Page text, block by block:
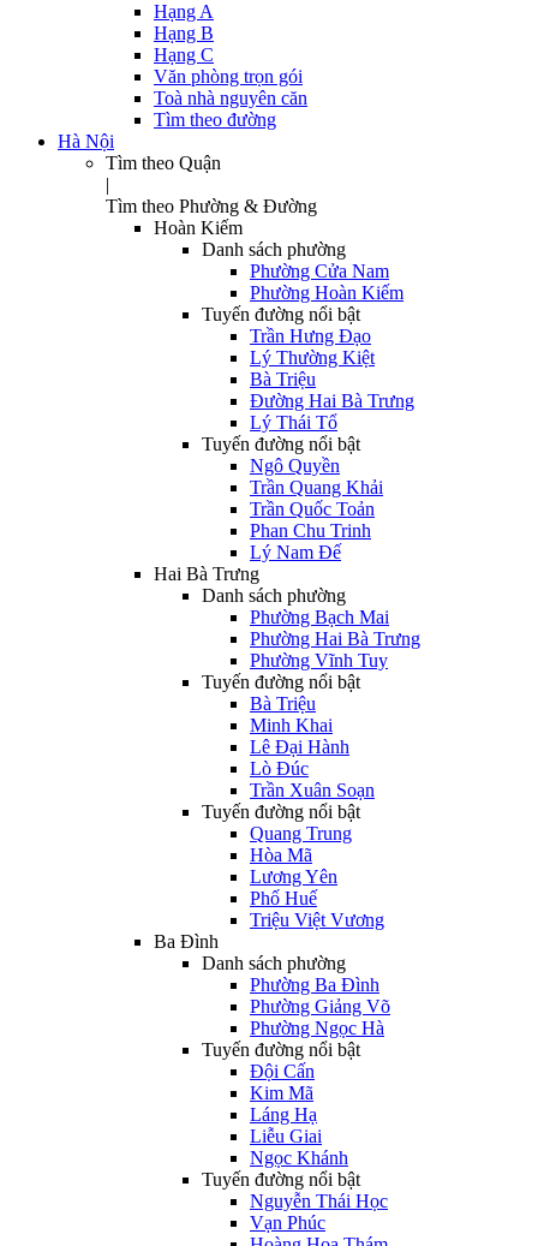
Hạng A
Hạng B
Hạng C
Văn phòng trọn gói
Toà nhà nguyên căn
Tìm theo đường
Hà Nội
Tìm theo Quận
|
Tìm theo Phường & Đường
Hoàn Kiếm
Danh sách phường
Phường Cửa Nam
Phường Hoàn Kiếm
Tuyến đường nổi bật
Trần Hưng Đạo
Lý Thường Kiệt
Bà Triệu
Đường Hai Bà Trưng
Lý Thái Tổ
Tuyến đường nổi bật
Ngô Quyền
Trần Quang Khải
Trần Quốc Toản
Phan Chu Trinh
Lý Nam Đế
Hai Bà Trưng
Danh sách phường
Phường Bạch Mai
Phường Hai Bà Trưng
Phường Vĩnh Tuy
Tuyến đường nổi bật
Bà Triệu
Minh Khai
Lê Đại Hành
Lò Đúc
Trần Xuân Soạn
Tuyến đường nổi bật
Quang Trung
Hòa Mã
Lương Yên
Phố Huế
Triệu Việt Vương
Ba Đình
Danh sách phường
Phường Ba Đình
Phường Giảng Võ
Phường Ngọc Hà
Tuyến đường nổi bật
Đội Cấn
Kim Mã
Láng Hạ
Liễu Giai
Ngọc Khánh
Tuyến đường nổi bật
Nguyễn Thái Học
Vạn Phúc